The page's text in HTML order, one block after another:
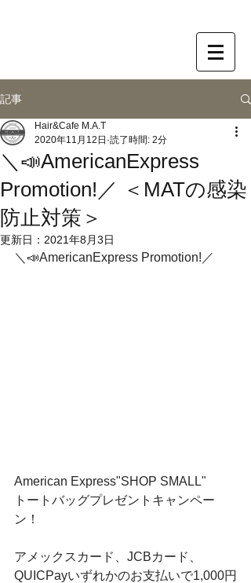
記事
＼📣AmericanExpress
Promotion!／ ＜​MATの感染
防止対策＞
Hair&Cafe M.A.T
2020年11月12日 読了時間: 2分
更新日： 2021年8月3日
＼📣AmericanExpress Promotion!／﻿
American Express"SHOP SMALL"﻿
トートバッグプレゼントキャンペー
ン！﻿
アメックスカード、JCBカード、
QUICPayいずれかのお支払いで1,000円